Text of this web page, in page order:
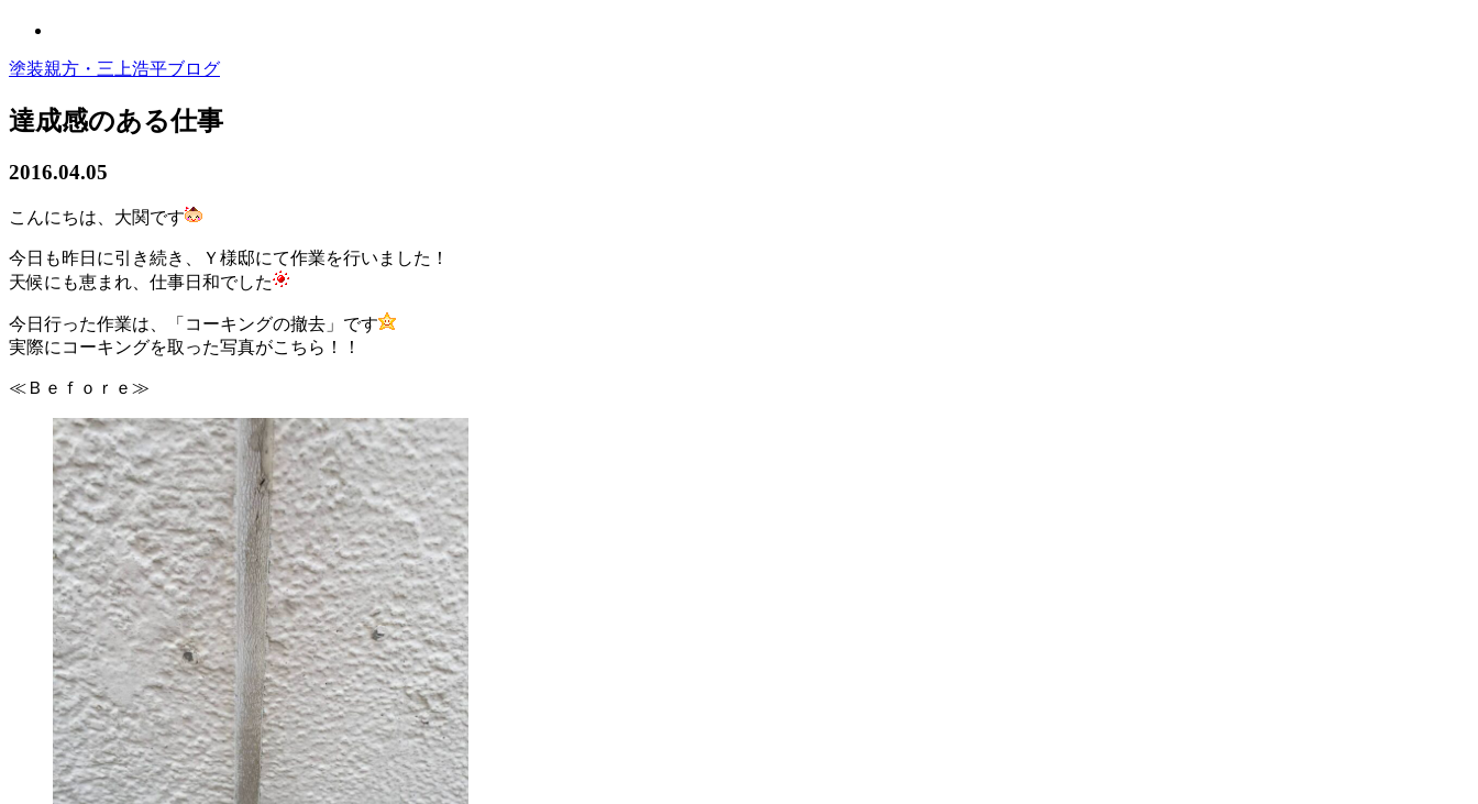
塗装親方・三上浩平ブログ
達成感のある仕事
2016.04.05
こんにちは、大関です
今日も昨日に引き続き、Ｙ様邸にて作業を行いました！
天候にも恵まれ、仕事日和でした
今日行った作業は、「コーキングの撤去」です
実際にコーキングを取った写真がこちら！！
≪Ｂｅｆｏｒｅ≫